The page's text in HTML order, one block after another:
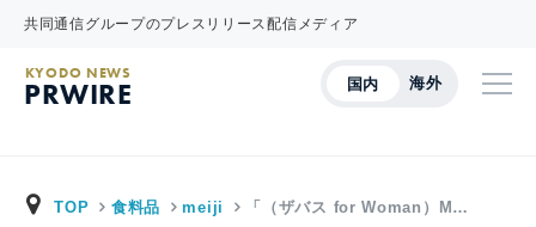
共同通信グループのプレスリリース配信メディア
国内 海外
KYODO NEWS
PRWIRE
TOP 食料品 meiji 「（ザバス for Woman）M…